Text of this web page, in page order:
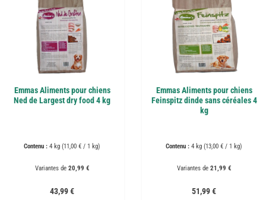
Emmas Aliments pour chiens
Ned de Largest dry food 4 kg
Contenu : 4 kg (11,00 € / 1 kg)
Variantes de20,99 €
Prix régulier :
43,99 €
Emmas Aliments pour chiens
Feinspitz dinde sans céréales 4
kg
Contenu : 4 kg (13,00 € / 1 kg)
Variantes de21,99 €
Prix régulier :
51,99 €